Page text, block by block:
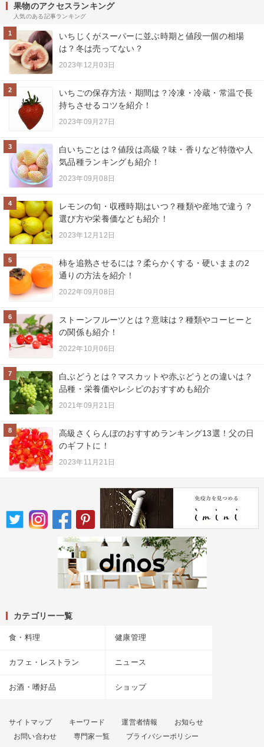
果物のアクセスランキング
人気のある記事ランキング
1
いちじくがスーパーに並ぶ時期と値段一個の相場
は？冬は売ってない？
2023年12月03日
2
いちごの保存方法・期間は？冷凍・冷蔵・常温で長
持ちさせるコツを紹介！
2023年09月27日
3
白いちごとは？値段は高級？味・香りなど特徴や人
気品種ランキングも紹介！
2023年09月08日
4
レモンの旬・収穫時期はいつ？種類や産地で違う？
選び方や栄養価なども紹介！
2023年12月12日
5
柿を追熟させるには？柔らかくする・硬いままの2
通りの方法を紹介！
2022年09月08日
6
ストーンフルーツとは？意味は？種類やコーヒーと
の関係も紹介！
2022年10月06日
7
白ぶどうとは？マスカットや赤ぶどうとの違いは？
品種・栄養価やレシピのおすすめも紹介
2021年09月21日
8
高級さくらんぼのおすすめランキング13選！父の日
のギフトに！
2023年11月21日
カテゴリー一覧
食・料理 健康管理
カフェ・レストラン ニュース
お酒・嗜好品 ショップ
サイトマップ キーワード 運営者情報
お知らせ
お問い合わせ
専門家一覧 プライバシーポリシー